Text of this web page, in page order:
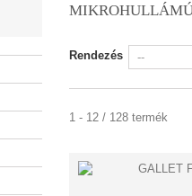
Rendezés
1 - 12 / 128 termék